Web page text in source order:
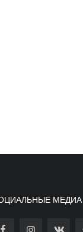
МЕДИА